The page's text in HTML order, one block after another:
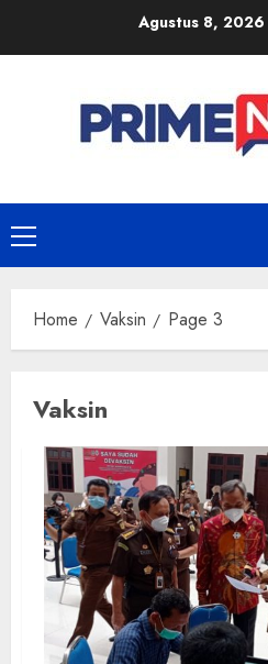
Agustus 8, 2026
Primary
Menu
Home Vaksin Page 3
Vaksin